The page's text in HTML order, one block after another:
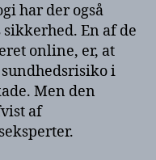
har der også
En af de
online, er, at
i
Men den
af